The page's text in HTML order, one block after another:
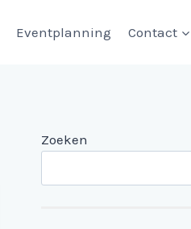
Eventplanning Contact
Zoeken